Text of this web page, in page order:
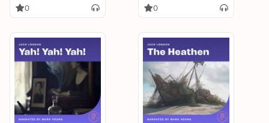
0 0